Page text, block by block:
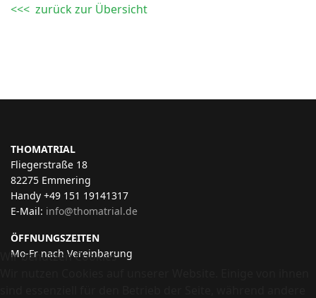
<<< zurück zur Übersicht
THOMATRIAL
Fliegerstraße 18
82275 Emmering
Handy +49 151 19141317
E-Mail: info@thomatrial.de
ÖFFNUNGSZEITEN
Mo-Fr nach Vereinbarung
Wir benutzen Cookies